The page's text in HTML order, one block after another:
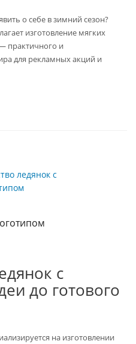
о себе в зимний сезон?
изготовление мягких
практичного и
для рекламных акций и
с
до готового
на изготовлении